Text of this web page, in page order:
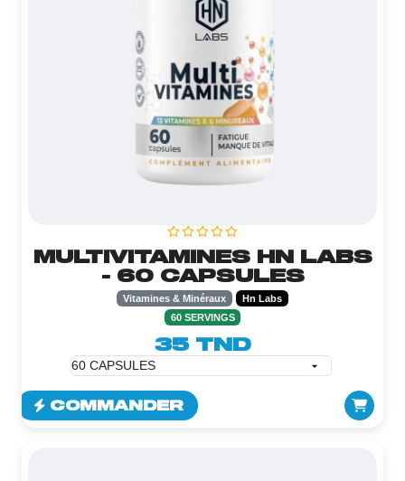
MULTIVITAMINES HN LABS
- 60 CAPSULES
Vitamines & Minéraux
Hn Labs
60 SERVINGS
35 TND
COMMANDER